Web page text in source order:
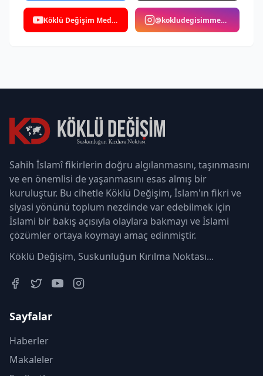
Köklü Değişim Medya @kokludegisimmedya
Sahih İslamî fikirlerin doğru algılanmasını, taşınmasını
ve en önemlisi de yaşanmasını esas almış bir
kuruluştur. Bu cihetle Köklü Değişim, İslam'ın fikri ve
siyasi yönünü toplum nezdinde var edebilmek için
İslami bir bakış açısıyla olaylara bakmayı ve İslami
çözümler ortaya koymayı amaç edinmiştir.
Köklü Değişim, Suskunluğun Kırılma Noktası...
Sayfalar
Haberler
Makaleler